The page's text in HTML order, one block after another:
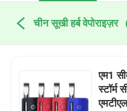
चीन सूखी हर्ब वेपोराइज़र
एम1
स्टॉर्म